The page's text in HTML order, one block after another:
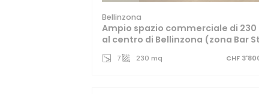
Bellinzona
Ampio spazio commerciale di
al centro di Bellinzona (zona Bar
7 230 mq CHF